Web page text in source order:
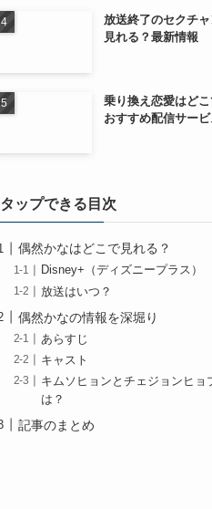
放送終了のセクチ
見れる？最新情報
乗り換え恋愛はどこ
おすすめ配信サー
タップできる目次
偶然かなはどこで見れる？
Disney+（ディズニープラス）
放送はいつ？
偶然かなの情報を深堀り
あらすじ
キャスト
キムソヒョンとチェジョンヒョ
は？
記事のまとめ